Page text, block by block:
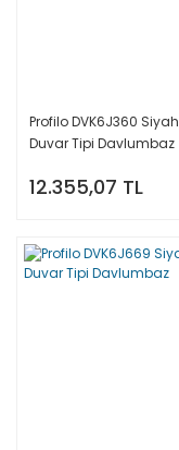
Profilo DVK6J360
Duvar Tipi Davlumbaz
12.355,07 TL